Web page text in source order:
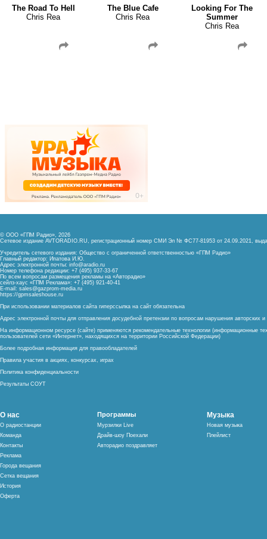
The Road To Hell
Chris Rea
The Blue Cafe
Chris Rea
Looking For The
Summer
Chris Rea
© ООО «ГПМ Радио», 2026
Сетевое издание AVTORADIO.RU, регистрационный номер СМИ Эл № ФС77-81953 от 24.09.2021,
Учредитель сетевого издания: Общество с ограниченной ответственностью «ГПМ Радио»
Главный редактор: Ипатова И.Ю.
Адрес электронной почты: info@aradio.ru
Номер телефона редакции: +7 (495) 937-33-67
По всем вопросам размещения рекламы на «Авторадио»
сейлз-хаус «ГПМ Реклама»: +7 (495) 921-40-41
E-mail: sales@gazprom-media.ru
https://gpmsaleshouse.ru
При использовании материалов сайта гиперссылка на сайт обязательна
Адрес электронной почты для отправления досудебной претензии по вопросам нарушения авторских
На информационном ресурсе (сайте) применяются рекомендательные технологии (информационные
пользователей сети «Интернет», находящихся на территории Российской Федерации)
Более подробная информация для правообладателей
Правила участия в акциях, конкурсах, играх
Политика конфиденциальности
Результаты СОУТ
О нас
О радиостанции
Команда
Контакты
Реклама
Города вещания
Сетка вещания
История
Оферта
Программы
Мурзилки Live
Драйв-шоу Поехали
Авторадио поздравляет
Музыка
Новая музыка
Плейлист